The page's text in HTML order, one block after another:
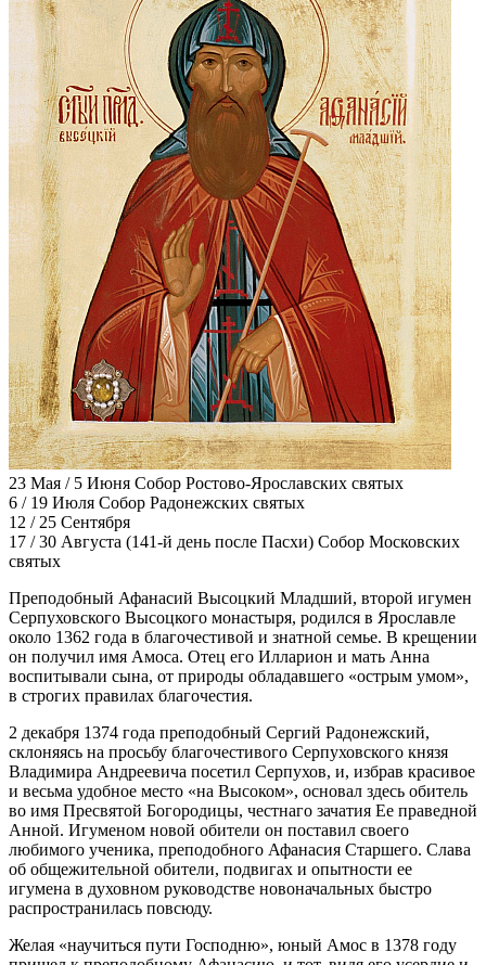
23 Мая / 5 Июня Собор Ростово-Ярославских святых
6 / 19 Июля Собор Радонежских святых
12 / 25 Сентября
17 / 30 Августа (141-й день после Пасхи) Собор Московских
святых
Преподобный Афанасий Высоцкий Младший, второй игумен
Серпуховского Высоцкого монастыря, родился в Ярославле
около 1362 года в благочестивой и знатной семье. В крещении
он получил имя Амоса. Отец его Илларион и мать Анна
воспитывали сына, от природы обладавшего «острым умом»,
в строгих правилах благочестия.
2 декабря 1374 года преподобный Сергий Радонежский,
склоняясь на просьбу благочестивого Серпуховского князя
Владимира Андреевича посетил Серпухов, и, избрав красивое
и весьма удобное место «на Высоком», основал здесь обитель
во имя Пресвятой Богородицы, честнаго зачатия Ее праведной
Анной. Игуменом новой обители он поставил своего
любимого ученика, преподобного Афанасия Старшего. Слава
об общежительной обители, подвигах и опытности ее
игумена в духовном руководстве новоначальных быстро
распространилась повсюду.
Желая «научиться пути Господню», юный Амос в 1378 году